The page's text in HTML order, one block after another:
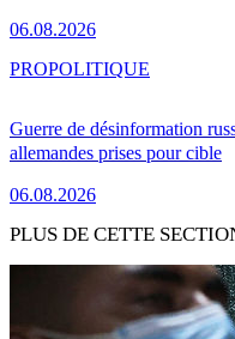
06.08.2026
Guerre de désinformation
allemandes prises pour cible
06.08.2026
PROPOLITIQUE
PLUS DE CETTE